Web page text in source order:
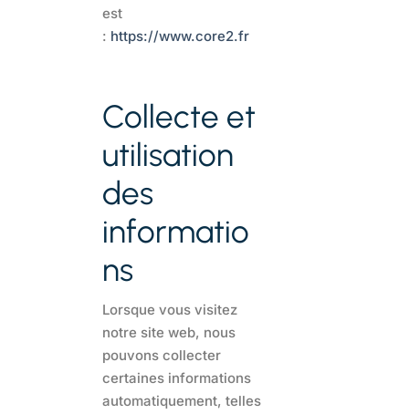
est
: https://www.core2.fr
Collecte et
utilisation
des
informatio
ns
Lorsque vous visitez
notre site web, nous
pouvons collecter
certaines informations
automatiquement, telles